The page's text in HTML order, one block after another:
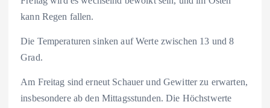
kann Regen fallen.
Die Temperaturen sinken auf Werte zwischen 13 und 8
Grad.
Am Freitag sind erneut Schauer und Gewitter zu erwarten,
insbesondere ab den Mittagsstunden. Die Höchstwerte